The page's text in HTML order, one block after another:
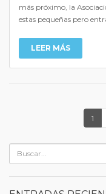
más próximo, la
estas pequeñas pero
LEER MÁS
1